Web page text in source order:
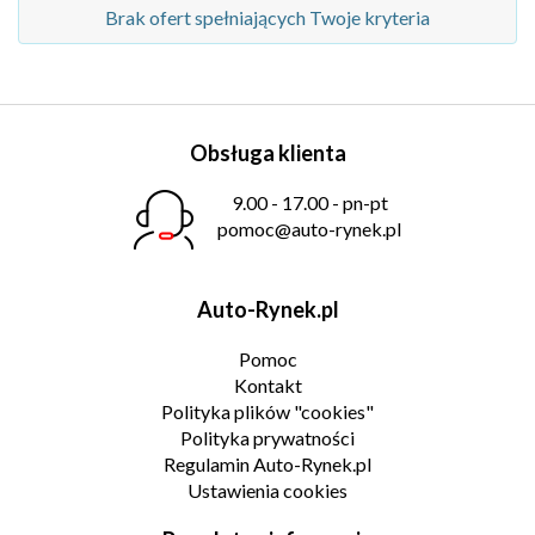
Brak ofert spełniających Twoje kryteria
Obsługa klienta
9.00 - 17.00 - pn-pt
pomoc@auto-rynek.pl
Auto-Rynek.pl
Pomoc
Kontakt
Polityka plików "cookies"
Polityka prywatności
Regulamin Auto-Rynek.pl
Ustawienia cookies